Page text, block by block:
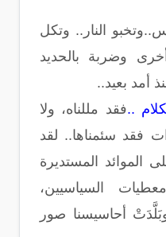
النار.. وتكل
وضربة بالحديد
أمد بعيد..
..فقد مللناه، ولا
فقد سئمناها.. لقد
الموائد المستديرة
السياسيين،
أحاسيسنا صور